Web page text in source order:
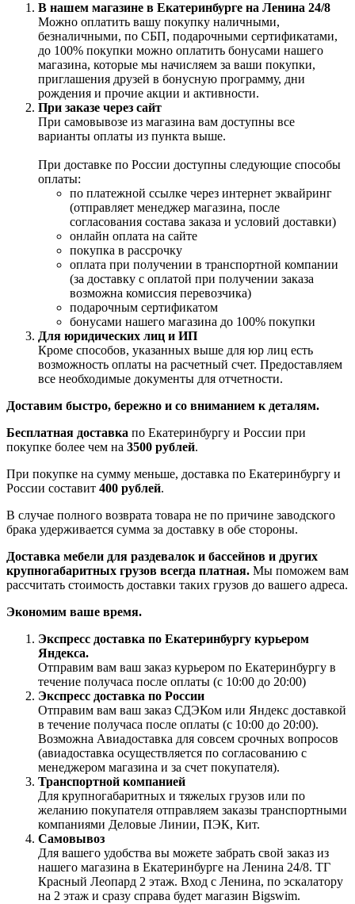
В нашем магазине в Екатеринбурге на Ленина 24/8
Можно оплатить вашу покупку наличными,
безналичными, по СБП, подарочными сертификатами,
до 100% покупки можно оплатить бонусами нашего
магазина, которые мы начисляем за ваши покупки,
приглашения друзей в бонусную программу, дни
рождения и прочие акции и активности.
При заказе через сайт
При самовывозе из магазина вам доступны все
варианты оплаты из пункта выше.
При доставке по России доступны следующие способы
оплаты:
по платежной ссылке через интернет эквайринг
(отправляет менеджер магазина, после
согласования состава заказа и условий доставки)
онлайн оплата на сайте
покупка в рассрочку
оплата при получении в транспортной компании
(за доставку с оплатой при получении заказа
возможна комиссия перевозчика)
подарочным сертификатом
бонусами нашего магазина до 100% покупки
Для юридических лиц и ИП
Кроме способов, указанных выше для юр лиц есть
возможность оплаты на расчетный счет. Предоставляем
все необходимые документы для отчетности.
Доставим быстро, бережно и со вниманием к деталям.
Бесплатная доставка по Екатеринбургу и России при
покупке более чем на 3500 рублей.
При покупке на сумму меньше, доставка по Екатеринбургу и
России составит 400 рублей.
В случае полного возврата товара не по причине заводского
брака удерживается сумма за доставку в обе стороны.
Доставка мебели для раздевалок и бассейнов и других
крупногабаритных грузов всегда платная. Мы поможем вам
рассчитать стоимость доставки таких грузов до вашего адреса.
Экономим ваше время.
Экспресс доставка по Екатеринбургу курьером
Яндекса.
Отправим вам ваш заказ курьером по Екатеринбургу в
течение получаса после оплаты (с 10:00 до 20:00)
Экспресс доставка по России
Отправим вам ваш заказ СДЭКом или Яндекс доставкой
в течение получаса после оплаты (с 10:00 до 20:00).
Возможна Авиадоставка для совсем срочных вопросов
(авиадоставка осуществляется по согласованию с
менеджером магазина и за счет покупателя).
Транспортной компанией
Для крупногабаритных и тяжелых грузов или по
желанию покупателя отправляем заказы транспортными
компаниями Деловые Линии, ПЭК, Кит.
Самовывоз
Для вашего удобства вы можете забрать свой заказ из
нашего магазина в Екатеринбурге на Ленина 24/8. ТГ
Красный Леопард 2 этаж. Вход с Ленина, по эскалатору
на 2 этаж и сразу справа будет магазин Bigswim.